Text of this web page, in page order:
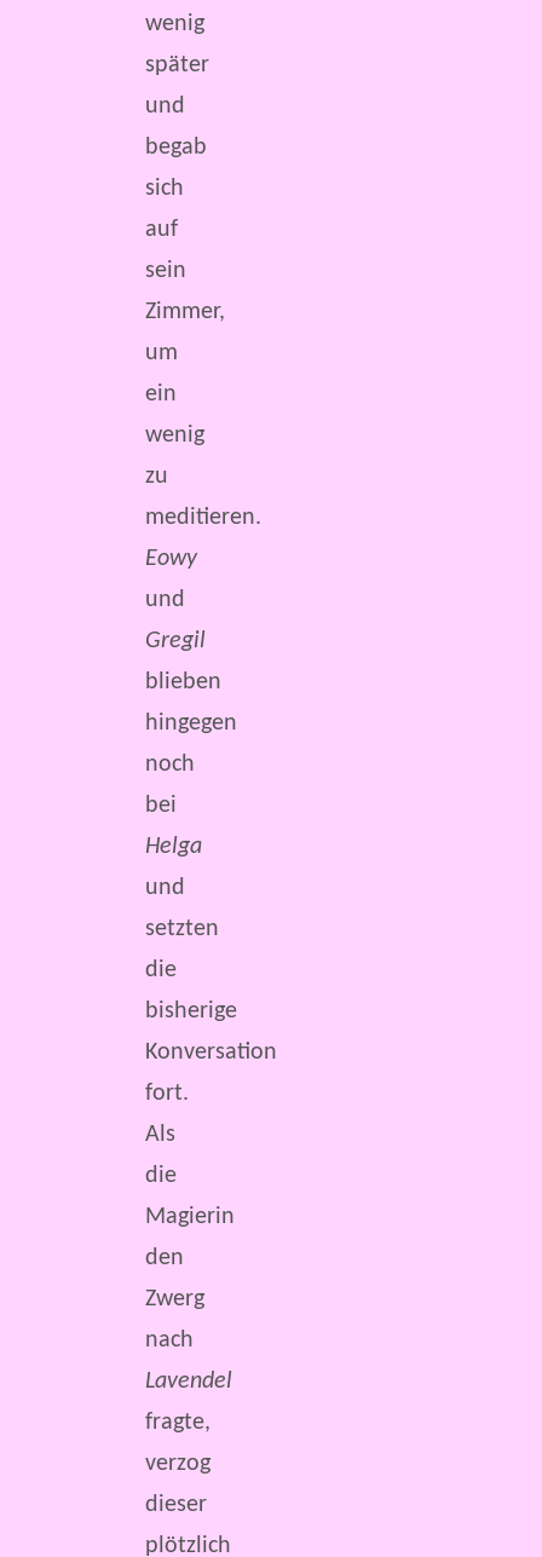
wenig
später
und
begab
sich
auf
sein
Zimmer,
um
ein
wenig
zu
meditieren.
Eowy
und
Gregil
blieben
hingegen
noch
bei
Helga
und
setzten
die
bisherige
Konversation
fort.
Als
die
Magierin
den
Zwerg
nach
Lavendel
fragte,
verzog
dieser
plötzlich